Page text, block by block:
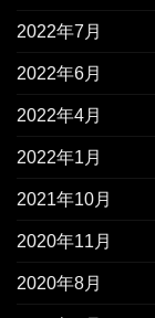
2022年7月
2022年6月
2022年4月
2022年1月
2021年10月
2020年11月
2020年8月